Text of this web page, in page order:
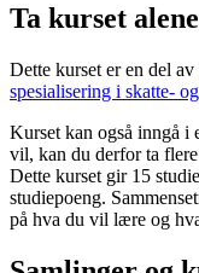
Ta kurset
Dette kurset er en del
spesialisering i skatte-
Kurset kan også inngå i
vil, kan du derfor ta
Dette kurset gir 15
studiepoeng.
på hva du vil lære og